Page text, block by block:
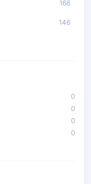
166
146
0
0
0
0